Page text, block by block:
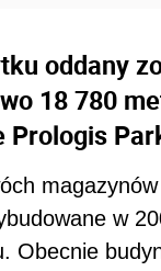
oddany
18 780
Prologis
w
Obecnie